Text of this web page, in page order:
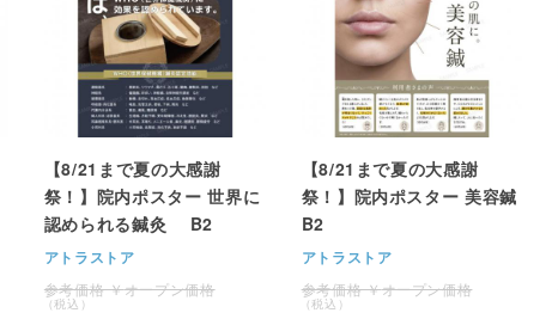
【8/21まで夏の大感謝
祭！】院内ポスター 世界に
認められる鍼灸 B2
アトラストア
オープン価格
【8/21まで夏の大感謝
祭！】院内ポスター 美容鍼
B2
アトラストア
オープン価格